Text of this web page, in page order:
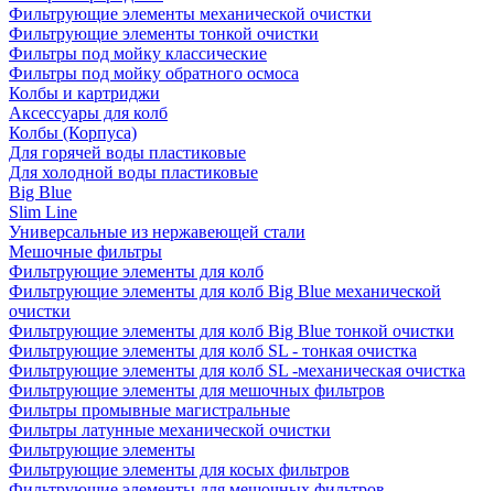
Фильтрующие элементы механической очистки
Фильтрующие элементы тонкой очистки
Фильтры под мойку классические
Фильтры под мойку обратного осмоса
Колбы и картриджи
Аксессуары для колб
Колбы (Корпуса)
Для горячей воды пластиковые
Для холодной воды пластиковые
Big Blue
Slim Line
Универсальные из нержавеющей стали
Мешочные фильтры
Фильтрующие элементы для колб
Фильтрующие элементы для колб Big Blue механической
очистки
Фильтрующие элементы для колб Big Blue тонкой очистки
Фильтрующие элементы для колб SL - тонкая очистка
Фильтрующие элементы для колб SL -механическая очистка
Фильтрующие элементы для мешочных фильтров
Фильтры промывные магистральные
Фильтры латунные механической очистки
Фильтрующие элементы
Фильтрующие элементы для косых фильтров